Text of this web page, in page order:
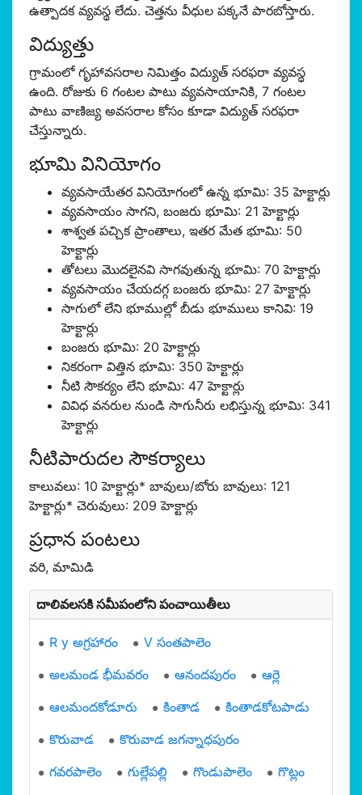
ఉత్పాదక వ్యవస్థ లేదు. చెత్తను వీధుల పక్కనే పారబోస్తారు.
విద్యుత్తు
గ్రామంలో గృహావసరాల నిమిత్తం విద్యుత్ సరఫరా వ్యవస్థ
ఉంది. రోజుకు 6 గంటల పాటు వ్యవసాయానికి, 7 గంటల
పాటు వాణిజ్య అవసరాల కోసం కూడా విద్యుత్ సరఫరా
చేస్తున్నారు.
భూమి వినియోగం
వ్యవసాయేతర వినియోగంలో ఉన్న భూమి: 35 హెక్టార్లు
వ్యవసాయం సాగని, బంజరు భూమి: 21 హెక్టార్లు
శాశ్వత పచ్చిక ప్రాంతాలు, ఇతర మేత భూమి: 50
హెక్టార్లు
తోటలు మొదలైనవి సాగవుతున్న భూమి: 70 హెక్టార్లు
వ్యవసాయం చేయదగ్గ బంజరు భూమి: 27 హెక్టార్లు
సాగులో లేని భూముల్లో బీడు భూములు కానివి: 19
హెక్టార్లు
బంజరు భూమి: 20 హెక్టార్లు
నికరంగా విత్తిన భూమి: 350 హెక్టార్లు
నీటి సౌకర్యం లేని భూమి: 47 హెక్టార్లు
వివిధ వనరుల నుండి సాగునీరు లభిస్తున్న భూమి: 341
హెక్టార్లు
నీటిపారుదల సౌకర్యాలు
కాలువలు: 10 హెక్టార్లు* బావులు/బోరు బావులు: 121
హెక్టార్లు* చెరువులు: 209 హెక్టార్లు
ప్రధాన పంటలు
వరి, మామిడి
దాలివలసకి సమీపంలోని పంచాయితీలు
R y అగ్రహారం
V సంతపాలెం
అలమండ భీమవరం
ఆనందపురం
ఆర్లె
ఆలమందకోడూరు
కింతాడ
కింతాడకోటపాడు
కొరువాడ
కొరువాడ జగన్నాధపురం
గవరపాలెం
గుల్లేపల్లి గొండుపాలెం
గొట్లం